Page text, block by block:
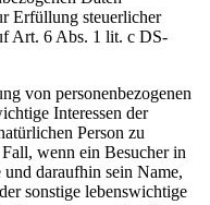
Erfüllung steuerlicher
Art. 6 Abs. 1 lit. c DS-
von personenbezogenen
Interessen der
Person zu
wenn ein Besucher in
daraufhin sein Name,
sonstige lebenswichtige